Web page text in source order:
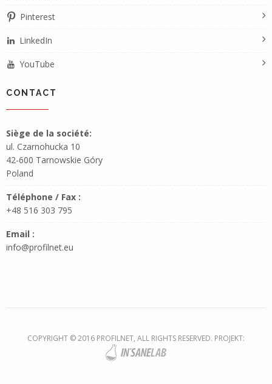
Pinterest
LinkedIn
YouTube
CONTACT
Siège de la société:
ul. Czarnohucka 10
42-600 Tarnowskie Góry
Poland
Téléphone / Fax :
+48 516 303 795
Email :
info@profilnet.eu
COPYRIGHT © 2016 PROFILNET, ALL RIGHTS RESERVED. PROJEKT: